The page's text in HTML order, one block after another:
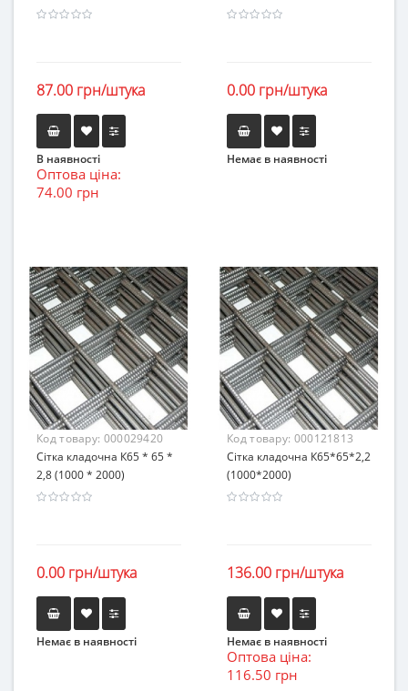
87.00 грн/штука
В наявності
Оптова ціна:
74.00 грн
0.00 грн/штука
Немає в наявності
Код товару: 000029420
Сітка кладочна К65 * 65 *
2,8 (1000 * 2000)
0.00 грн/штука
Немає в наявності
Код товару: 000121813
Сітка кладочна К65*65*2,2
(1000*2000)
136.00 грн/штука
Немає в наявності
Оптова ціна:
116.50 грн